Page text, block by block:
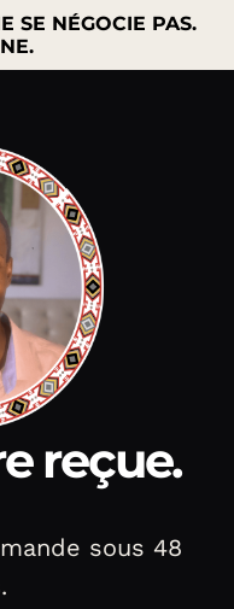
SE NÉGOCIE PAS.
reçue.
sous 48